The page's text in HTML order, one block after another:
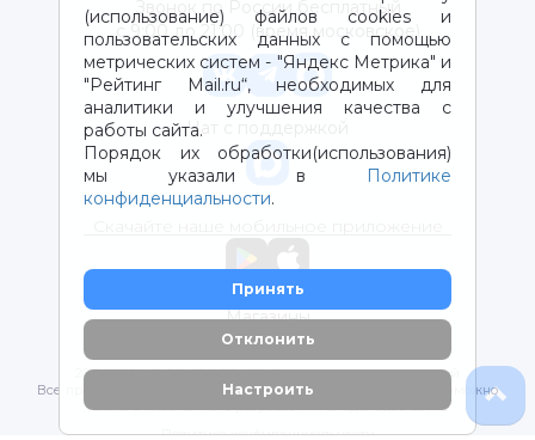
(использование) файлов cookies и
пользовательских данных с помощью
метрических систем - "Яндекс Метрика" и
"Рейтинг Mail.ru“, необходимых для
аналитики и улучшения качества с
работы сайта.
Порядок их обработки(использования)
мы указали в
Политике
конфиденциальности.
Принять
Отклонить
Настроить
Звонок по России бесплатный
с 9:00 до 21:00 (время московское)
Чат с поддержкой
Магазины
2012-2026 © ООО "ВОТОНЯ". Детские товары с доставкой
Все права защищены. Любое использование материалов возможно
только с письменного разрешения владельцев сайта.
Политика конфиденциальности